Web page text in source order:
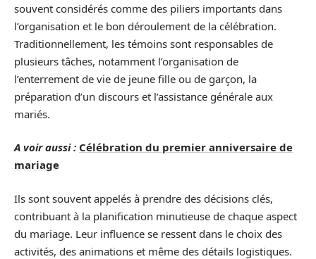
souvent considérés comme des piliers importants dans
l’organisation et le bon déroulement de la célébration.
Traditionnellement, les témoins sont responsables de
plusieurs tâches, notamment l’organisation de
l’enterrement de vie de jeune fille ou de garçon, la
préparation d’un discours et l’assistance générale aux
mariés.
A voir aussi : Célébration du premier anniversaire de
mariage
Ils sont souvent appelés à prendre des décisions clés,
contribuant à la planification minutieuse de chaque aspect
du mariage. Leur influence se ressent dans le choix des
activités, des animations et même des détails logistiques.